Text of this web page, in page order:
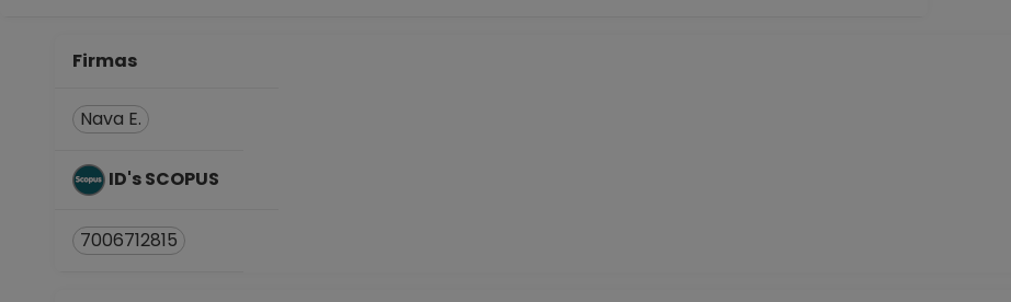
Firmas
Nava E.
ID's SCOPUS
7006712815